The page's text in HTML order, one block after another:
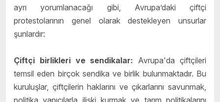
ayrı yorumlanacağı gibi, Avrupa’daki çiftçi
protestolarının genel olarak destekleyen unsurlar
şunlardır:
Çiftçi birlikleri ve sendikalar: Avrupa'da çiftçileri
temsil eden birçok sendika ve birlik bulunmaktadır. Bu
kuruluşlar, çiftçilerin haklarını ve çıkarlarını savunmak,